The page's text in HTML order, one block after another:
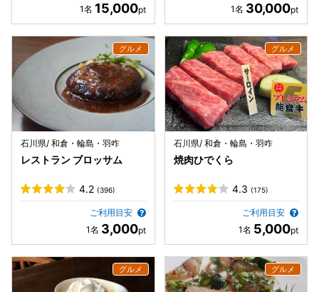
15,000 30,000
石川県/ 和倉・輪島・羽咋
レストラン ブロッサム
4.2 (396)
ご利用目安
3,000
石川県/ 和倉・輪島・羽咋
焼肉ひでくら
4.3 (175)
ご利用目安
5,000